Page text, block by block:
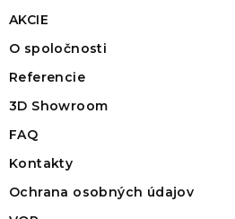
AKCIE
O spoločnosti
Referencie
3D Showroom
FAQ
Kontakty
Ochrana osobných údajov